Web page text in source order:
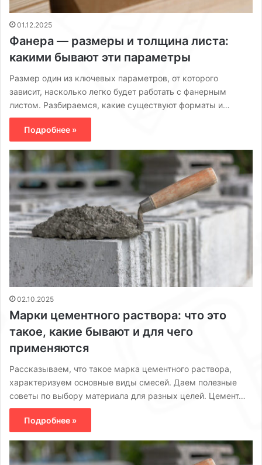
01.12.2025
Фанера — размеры и толщина листа:
какими бывают эти параметры
Размер один из ключевых параметров, от которого
зависит, насколько легко будет работать с фанерным
листом. Разбираемся, какие существуют форматы и…
Подробнее »
02.10.2025
Марки цементного раствора: что это
такое, какие бывают и для чего
применяются
Рассказываем, что такое марка цементного раствора,
характеризуем основные виды смесей. Даем полезные
советы по выбору материала для разных целей. Цемент…
Подробнее »